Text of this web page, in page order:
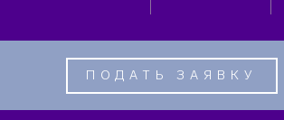
ПОДАТЬ ЗАЯВКУ